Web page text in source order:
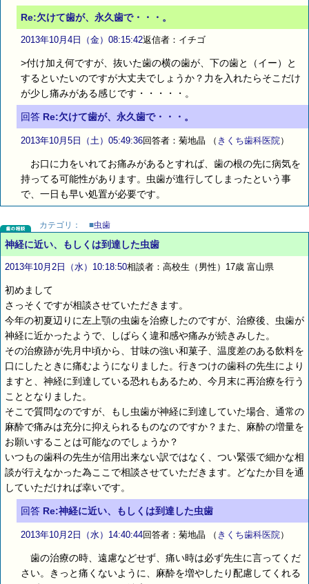
Re:欠けて歯が、永久歯で・・・。
2013年10月4日（金）08:15:42返信者：イチゴ
>付け加え何ですが、抜いた歯の横の歯が、下の歯と（イー）と
するといたいのですが大丈夫でしょうか？力を入れたらそこだけ
が少し痛みがある感じです・・・・・。
回答 Re:欠けて歯が、永久歯で・・・。
2013年10月5日（土）05:49:36回答者：菊地晶 （ きくち歯科医院）
お口に力をいれてお痛みがあるとすれば、歯の根の先に病気を
持ってる可能性があります。虫歯が進行してしまったという事
で、一日も早い処置が必要です。
カテゴリ： ■虫歯
神経に近い、もしくは到達した虫歯
2013年10月2日（水）10:18:50相談者：高校生（男性）17歳 富山県
初めまして
さっそくですが相談させていただきます。
今年の初夏辺りに左上顎の虫歯を治療したのですが、治療後、虫歯が
神経に近かったようで、しばらく違和感や痛みが続きみした。
その治療跡が先月中頃から、甘味の強い和菓子、温度差のある飲料を
口にしたときに痛むようになりました。行きつけの歯科の先生により
ますと、神経に到達している恐れもあるため、今月末に再治療を行う
こととなりました。
そこで質問なのですが、もし虫歯が神経に到達していた場合、通常の
麻酔で痛みは充分に抑えられるものなのですか？また、麻酔の増量を
お願いすることは可能なのでしょうか？
いつもの歯科の先生が信用出来ない訳ではなく、つい緊張で細かな相
談が行えなかった為ここで相談させていただきます。どなたか目を通
していただければ幸いです。
回答 Re:神経に近い、もしくは到達した虫歯
2013年10月2日（水）14:40:44回答者：菊地晶 （ きくち歯科医院）
歯の治療の時、遠慮などせず、痛い時は必ず先生に言ってくだ
さい。きっと痛くないように、麻酔を増やしたり配慮してくれる